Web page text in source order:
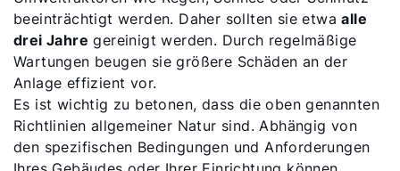
beeinträchtigt werden. Daher sollten sie etwaalle
drei Jahre gereinigt werden. Durch regelmäßige
Wartungen beugen sie größere Schäden an der
Anlage effizient vor.
Es ist wichtig zu betonen, dass die oben genannten
Richtlinien allgemeiner Natur sind. Abhängig von
den spezifischen Bedingungen und Anforderungen